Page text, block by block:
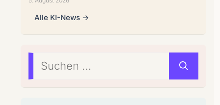
Alle KI-News →
Suchen
nach: